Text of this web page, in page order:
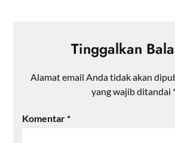
Tinggalkan
Alamat email Anda tidak akan
yang wajib ditandai
Komentar*